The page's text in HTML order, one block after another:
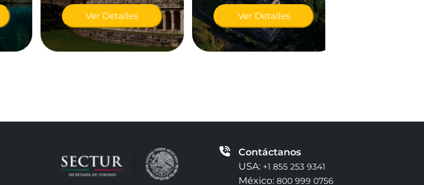
Ver Detalles
Ver Detalles
Contáctanos
USA: +1 855 253 9341
México: 800 999 0756